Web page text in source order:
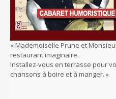
« Mademoiselle Prune et
restaurant imaginaire.
Installez-vous en terrasse pour
chansons à boire et à manger. »